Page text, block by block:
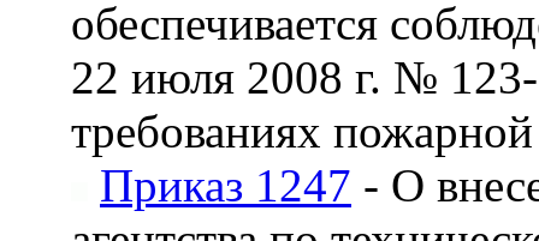
обеспечивается
22 июля 2008 г. №
требованиях
Приказ 1247 - О